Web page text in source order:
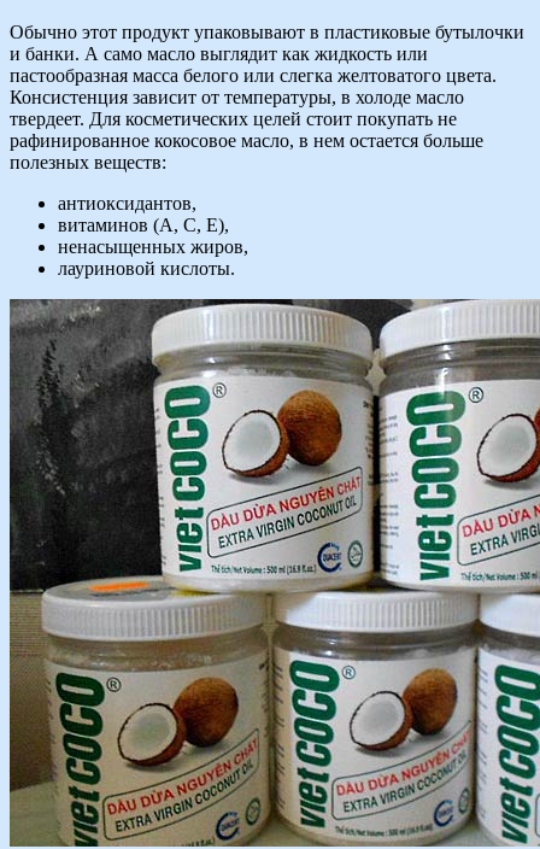
Обычно этот продукт упаковывают в пластиковые бутылочки
и банки. А само масло выглядит как жидкость или
пастообразная масса белого или слегка желтоватого цвета.
Консистенция зависит от температуры, в холоде масло
твердеет. Для косметических целей стоит покупать не
рафинированное кокосовое масло, в нем остается больше
полезных веществ:
антиоксидантов,
витаминов (А, С, Е),
ненасыщенных жиров,
лауриновой кислоты.